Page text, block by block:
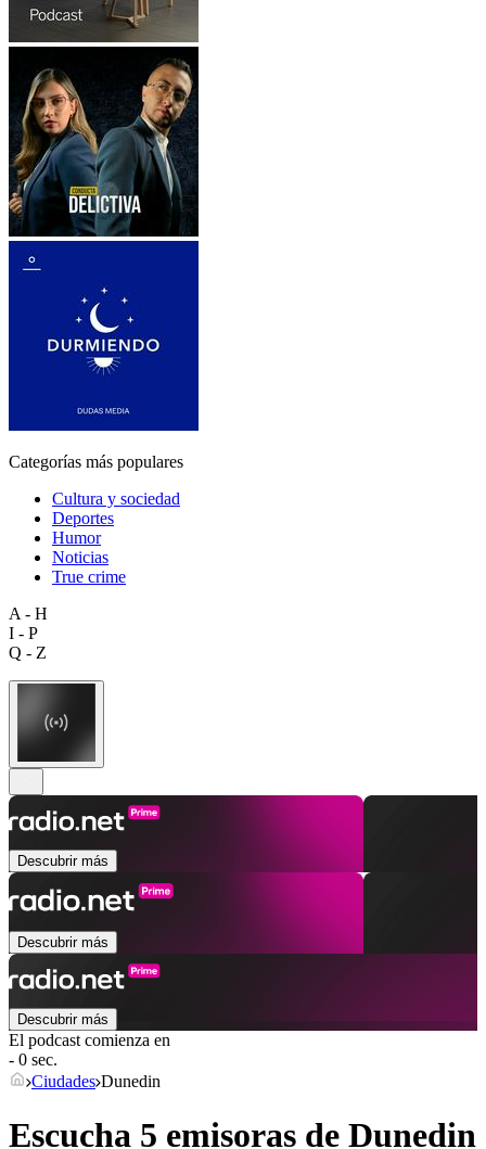
Categorías más populares
Cultura y sociedad
Deportes
Humor
Noticias
True crime
A - H
I - P
Q - Z
Descubrir más
Descubrir más
Descubrir más
El podcast comienza en
- 0 sec.
Ciudades Dunedin
Escucha 5 emisoras de Dunedin